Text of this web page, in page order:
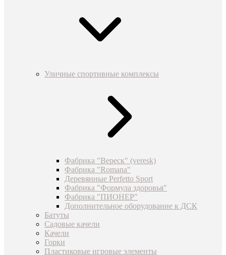
Уличные спортивные комплексы
Фабрика "Вереск" (veresk)
Фабрика "Romana"
Деревянные Perfetto Sport
Фабрика "Формула здоровья"
Фабрика "ПИОНЕР"
Дополнительное оборудование к ДСК
Батуты
Садовые качели
Качели
Горки
Пластиковые игровые элементы